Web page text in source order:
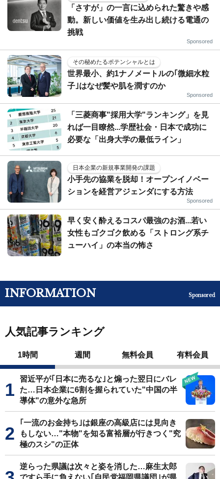
「さすが」の一言に込められた驚きや感
動。新しい価値を生み出し続ける電通の
挑戦
Sponsored
その秘めたるポテンシャルとは
世界最小、約1ナノメートルの｢微細水粒
子｣はなぜ髪や肌を潤すのか
Sponsored
「三菱商事"採用大学"ランキング」を見
れば一目瞭然...学歴社会・日本で成功に
必要な「出身大学の最低ライン」
日本企業の新規事業開発の課題
小手先の協業を脱却！オープンイノベー
ションを経営アジェンダにする方法
Sponsored
早く安く酔えるコスパ最強のお酒...若い
女性もゴクゴク飲める「ストロング系チ
ューハイ」の本当の怖さ
INFORMATION Sponsored
人気記事ランキング
1時間 週間 無料会員 有料会員
習近平が｢日本に売るな｣と煽った翌日にバレ
た…日本企業に6割を握られていた"中国の半
導体"の意外な急所
｢一流のお金持ち｣は銀座の高級店には見向き
もしない…"本物"を知る富裕層が行きつく"究
極のスシ"の正体
逆らった県議は次々と姿を消した…麻生太郎
ですら手に負えない｢自民党福岡県議団｣が県